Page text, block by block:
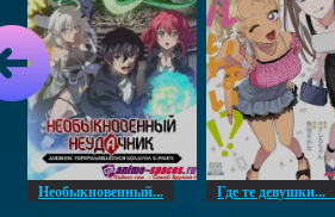
Необыкновенный... Где те девушки...